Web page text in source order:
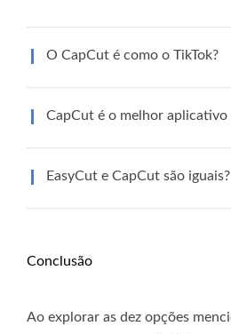
O CapCut é como o TikTok?
CapCut é o melhor aplicativo
EasyCut e CapCut são iguais?
Conclusão
Ao explorar as dez opções